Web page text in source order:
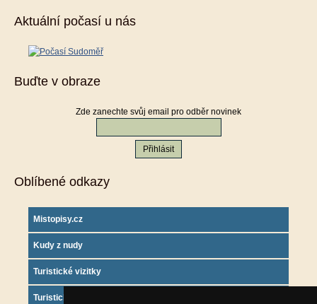
Aktuální počasí u nás
Buďte v obraze
Zde zanechte svůj email pro odběr novinek
Oblíbené odkazy
Mistopisy.cz
Kudy z nudy
Turistické vizitky
Turistický deník